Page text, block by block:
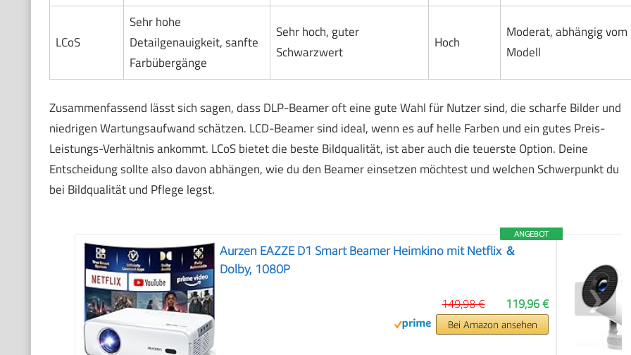
LCoS
Sehr hohe
Detailgenauigkeit, sanfte
Farbübergänge
Sehr hoch, guter
Schwarzwert
Hoch
Moderat, abhängig vom
Modell
Zusammenfassend lässt sich sagen, dass DLP-Beamer oft eine gute Wahl für Nutzer sind, die scharfe Bilder und
niedrigen Wartungsaufwand schätzen. LCD-Beamer sind ideal, wenn es auf helle Farben und ein gutes Preis-
Leistungs-Verhältnis ankommt. LCoS bietet die beste Bildqualität, ist aber auch die teuerste Option. Deine
Entscheidung sollte also davon abhängen, wie du den Beamer einsetzen möchtest und welchen Schwerpunkt du
bei Bildqualität und Pflege legst.
ANGEBOT
Aurzen EAZZE D1 Smart Beamer Heimkino mit Netflix ＆
Dolby, 1080P
119,96 €
149,98 €
Bei Amazon ansehen
❯